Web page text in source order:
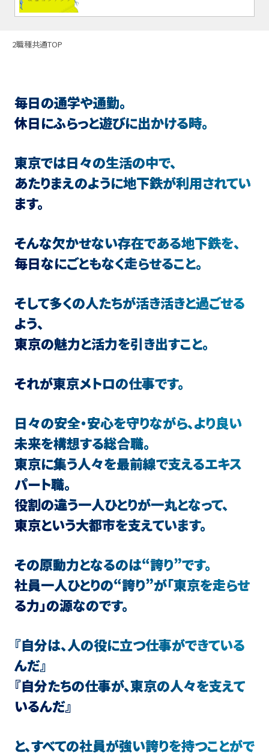
2職種共通TOP
毎日の通学や通勤。
休日にふらっと遊びに出かける時。
東京では日々の生活の中で、
あたりまえのように地下鉄が利用されてい
ます。
そんな欠かせない存在である地下鉄を、
毎日なにごともなく走らせること。
そして多くの人たちが活き活きと過ごせる
よう、
東京の魅力と活力を引き出すこと。
それが東京メトロの仕事です。
日々の安全・安心を守りながら、より良い
未来を構想する総合職。
東京に集う人々を最前線で支えるエキス
パート職。
役割の違う一人ひとりが一丸となって、
東京という大都市を支えています。
その原動力となるのは“誇り”です。
社員一人ひとりの“誇り”が「東京を走らせ
る力」の源なのです。
『自分は、人の役に立つ仕事ができている
んだ』
『自分たちの仕事が、東京の人々を支えて
いるんだ』
と、すべての社員が強い誇りを持つことがで